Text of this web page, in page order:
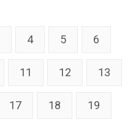
4 5 6
11 12 13
17 18 19